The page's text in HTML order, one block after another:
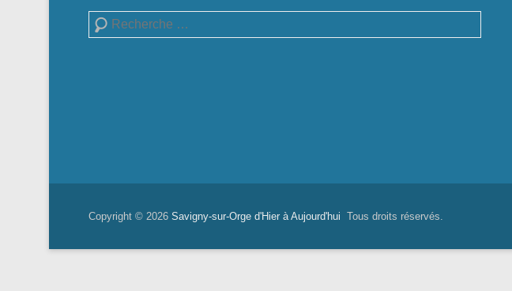
Recherche
Copyright © 2026 Savigny-sur-Orge d'Hier à Aujourd'hui Tous droits réservés.